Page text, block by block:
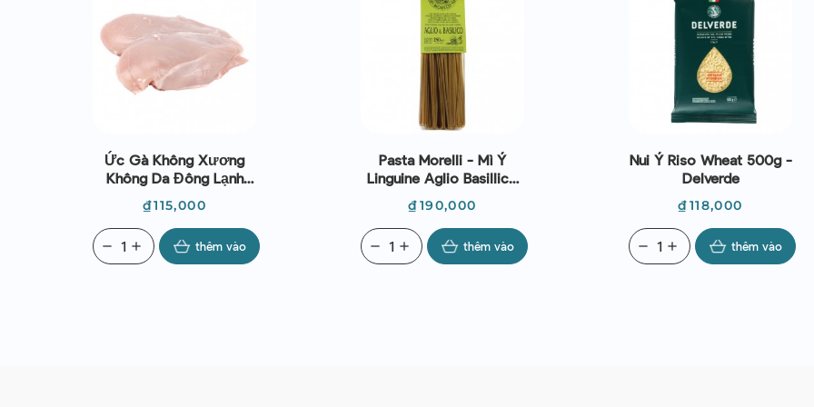
Ức Gà Không Xương
Không Da Đông Lạnh
(~1kg) - Le Traiteur
Giá
₫115,000
add
remove thêm vào
Pasta Morelli - Mì Ý
Linguine Aglio Basillico
Giá
₫190,000
add
remove thêm vào
Nui Ý Riso Wheat 500g -
Delverde
Giá
₫118,000
add
remove thêm vào